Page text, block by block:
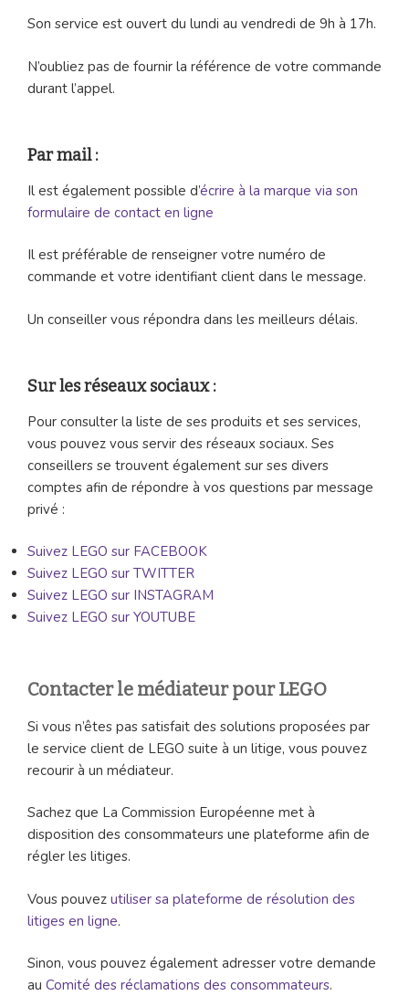
Son service est ouvert du lundi au vendredi de 9h à 17h.
N’oubliez pas de fournir la référence de votre commande
durant l’appel.
Par mail :
Il est également possible d’écrire à la marque via son
formulaire de contact en ligne
Il est préférable de renseigner votre numéro de
commande et votre identifiant client dans le message.
Un conseiller vous répondra dans les meilleurs délais.
Sur les réseaux sociaux :
Pour consulter la liste de ses produits et ses services,
vous pouvez vous servir des réseaux sociaux. Ses
conseillers se trouvent également sur ses divers
comptes afin de répondre à vos questions par message
privé :
Suivez LEGO sur FACEBOOK
Suivez LEGO sur TWITTER
Suivez LEGO sur INSTAGRAM
Suivez LEGO sur YOUTUBE
Contacter le médiateur pour LEGO
Si vous n’êtes pas satisfait des solutions proposées par
le service client de LEGO suite à un litige, vous pouvez
recourir à un médiateur.
Sachez que La Commission Européenne met à
disposition des consommateurs une plateforme afin de
régler les litiges.
Vous pouvez utiliser sa plateforme de résolution des
litiges en ligne.
Sinon, vous pouvez également adresser votre demande
au Comité des réclamations des consommateurs.